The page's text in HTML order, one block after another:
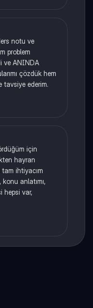
notu ve
problem
ve ANINDA
çözdük hem
tavsiye ederim.
için
hayran
ihtiyacım
konu anlatımı,
hepsi var,